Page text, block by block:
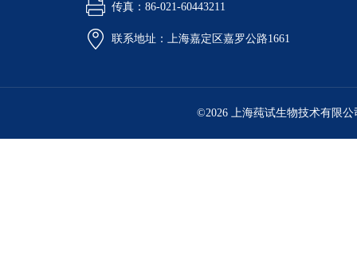
传真：86-021-60443211
联系地址：上海嘉定区嘉罗公路1661
©2026 上海莼试生物技术有限